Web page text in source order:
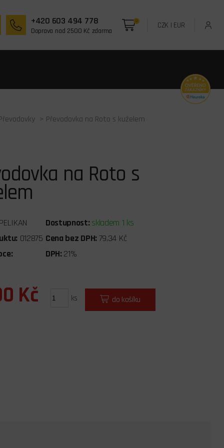
+420 603 494 778
Doprava nad 2500 Kč zdarma
0 CZK | EUR
> Převodovka na Roto s kuželem
na Roto s
Dostupnost: skladem 1 ks
012875 Cena bez DPH: 79,34 Kč
DPH: 21%
Kč ks do košíku